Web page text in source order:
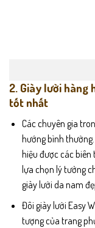
2. Giày lười hàng
tốt nhất
Các chuyên gia
hướng bình thường.
hiệu được các biên
lựa chọn lý tưởng
giày lười da nam
Đôi giày lười Easy
tượng của trang